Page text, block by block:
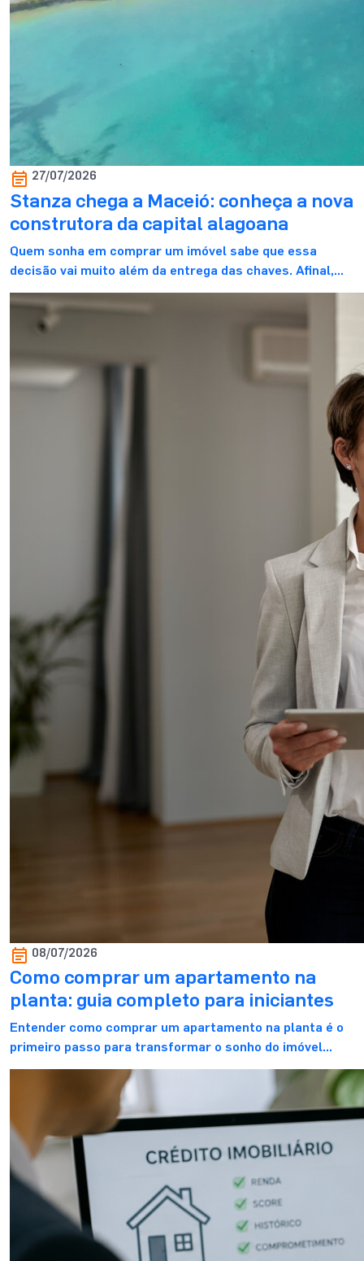
27/07/2026
Stanza chega a Maceió: conheça a nova
construtora da capital alagoana
Quem sonha em comprar um imóvel sabe que essa
decisão vai muito além da entrega das chaves. Afinal,
ela marca o começo de uma nova fase. E, para viver
esse momento com mais tranquilidade, contar com uma
construtora de confiança faz toda a diferença. É
inicia sua […]
08/07/2026
Como comprar um apartamento na
planta: guia completo para iniciantes
Entender como comprar um apartamento na planta é o
primeiro passo para transformar o sonho do imóvel
próprio em uma decisão mais segura e bem planejada.
Para você que está começando essa jornada, é normal
ter dúvidas sobre o valor de entrada, o financiamento, os
custos envolvidos e os cuidados necessários antes de
fechar negócio. […]